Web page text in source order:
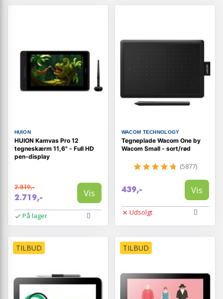
HUION
HUION Kamvas Pro 12
tegneskærm 11,6" - Full HD
pen-display
2.819,-
2.719,- Vis
På lager
WACOM TECHNOLOGY
Tegneplade Wacom One by
Wacom Small - sort/rød
(5877)
439,- Vis
Udsolgt
TILBUD TILBUD